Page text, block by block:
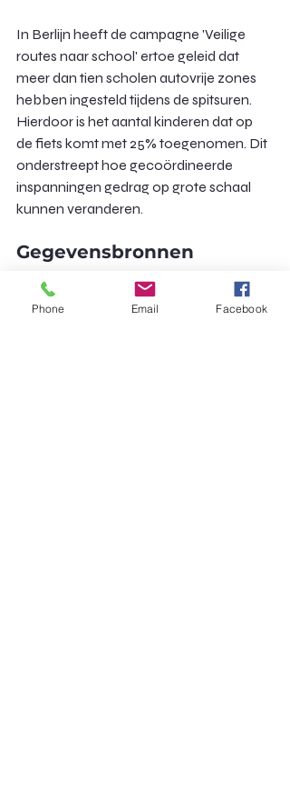
In Berlijn heeft de campagne 'Veilige
routes naar school' ertoe geleid dat
meer dan tien scholen autovrije zones
hebben ingesteld tijdens de spitsuren.
Hierdoor is het aantal kinderen dat op
de fiets komt met 25% toegenomen. Dit
onderstreept hoe gecoördineerde
inspanningen gedrag op grote schaal
kunnen veranderen.
Gegevensbronnen
Interviews met gezinnen
die bakfietsen gebruiken
Phone Email Facebook